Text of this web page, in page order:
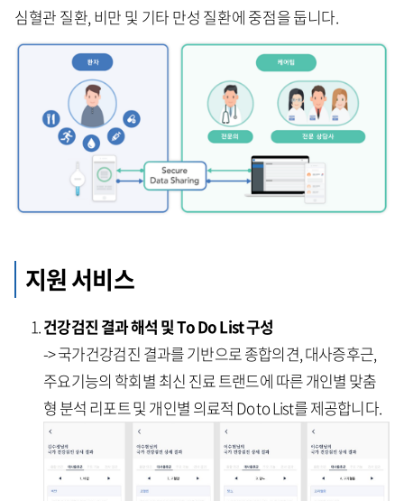
심혈관 질환, 비만 및 기타 만성 질환에 중점을 둡니다.
지원 서비스
건강검진 결과 해석 및 To Do List 구성
-> 국가건강검진 결과를 기반으로 종합의견, 대사증후근,
주요기능의 학회별 최신 진료 트랜드에 따른 개인별 맞춤
형 분석 리포트 및 개인별 의료적 Do to List를 제공합니다.